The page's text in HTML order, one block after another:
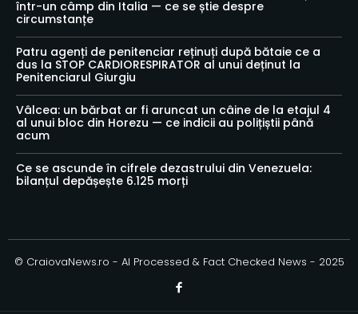
într-un câmp din Italia — ce se știe despre
circumstanțe
Patru agenți de penitenciar reținuți după bătaie ce a
dus la STOP CARDIORESPIRATOR al unui deținut la
Penitenciarul Giurgiu
Vâlcea: un bărbat ar fi aruncat un câine de la etajul 4
al unui bloc din Horezu — ce indicii au polițiștii până
acum
Ce se ascunde în cifrele dezastrului din Venezuela:
bilanțul depășește 6.125 morți
© CraiovaNews.ro - AI Processed & Fact Checked News - 2025